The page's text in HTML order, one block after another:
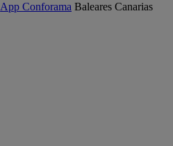
App Conforama Baleares Canarias